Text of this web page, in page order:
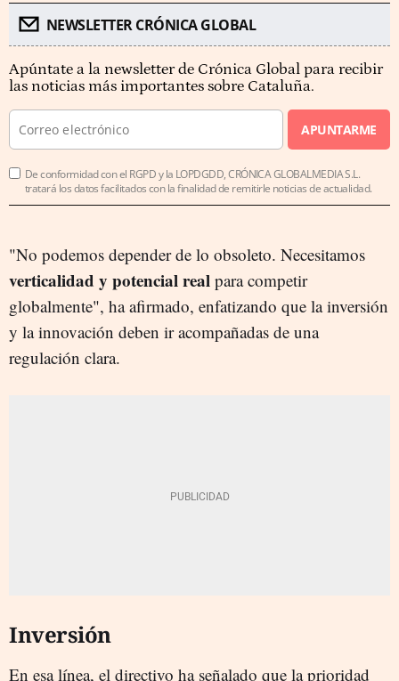
NEWSLETTER CRÓNICA GLOBAL
Apúntate a la newsletter de Crónica Global para recibir
las noticias más importantes sobre Cataluña.
APUNTARME
De conformidad con el RGPD y la LOPDGDD, CRÓNICA GLOBALMEDIA S.L.
tratará los datos facilitados con la finalidad de remitirle noticias de actualidad.
"No podemos depender de lo obsoleto. Necesitamos
verticalidad y potencial real para competir
globalmente", ha afirmado, enfatizando que la inversión
y la innovación deben ir acompañadas de una
regulación clara.
Inversión
En esa línea, el directivo ha señalado que la prioridad